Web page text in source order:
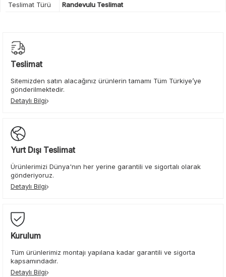
Teslimat Türü
Randevulu Teslimat
Teslimat
Sitemizden satın alacağınız ürünlerin tamamı Tüm Türkiye’ye
gönderilmektedir.
Detaylı Bilgi
Yurt Dışı Teslimat
Ürünlerimizi Dünya'nın her yerine garantili ve sigortalı olarak
gönderiyoruz.
Detaylı Bilgi
Kurulum
Tüm ürünlerimiz montajı yapılana kadar garantili ve sigorta
kapsamındadır.
Detaylı Bilgi